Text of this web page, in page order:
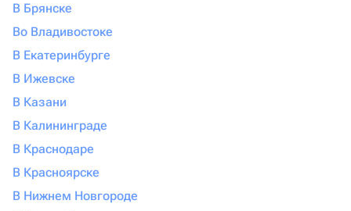
В Брянске
Во Владивостоке
В Екатеринбурге
В Ижевске
В Казани
В Калининграде
В Краснодаре
В Красноярске
В Нижнем Новгороде